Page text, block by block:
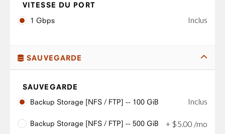
VITESSE DU PORT
1 Gbps
Inclus
SAUVEGARDE
SAUVEGARDE
Backup Storage [NFS / FTP] -- 100 GiB
Inclus
Backup Storage [NFS / FTP] -- 500 GiB + $5.00 /mo